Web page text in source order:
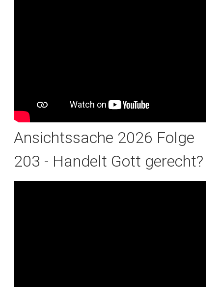
Ansichtssache 2026 Folge
203 - Handelt Gott gerecht?